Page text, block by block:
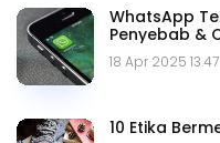
WhatsApp
Penyebab &
18 Apr 2025
10 Etika